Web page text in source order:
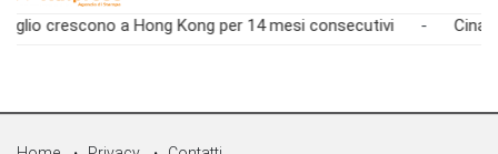
Kong per 14 mesi consecutivi-Cina, banca Ubs rialza